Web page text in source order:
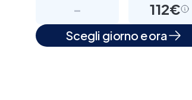
- 112€
Scegli giorno e ora